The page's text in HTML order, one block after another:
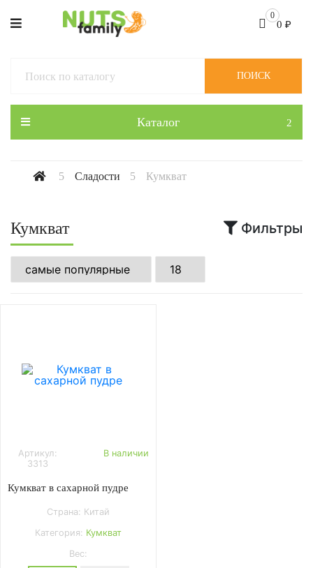
0
0 ₽
Каталог
ПОИСК
Сладости Кумкват
Кумкват Фильтры
Артикул:
3313
В наличии
Кумкват в сахарной пудре
Страна: Китай
Категория: Кумкват
Вес: